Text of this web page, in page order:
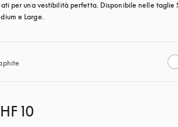
per una vestibilità perfetta. Disponibile nelle taglie
e Large.
10